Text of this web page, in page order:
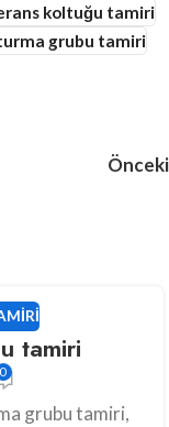
koltuğu tamiri
grubu tamiri
Önceki
tamiri
0
grubu tamiri,